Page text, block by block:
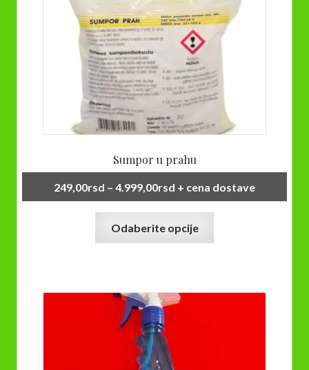
Sumpor u prahu
249,00rsd – 4.999,00rsd Raspon
cena:
249,00rsd
+ cena dostave
Odaberite opcije
varijanti.